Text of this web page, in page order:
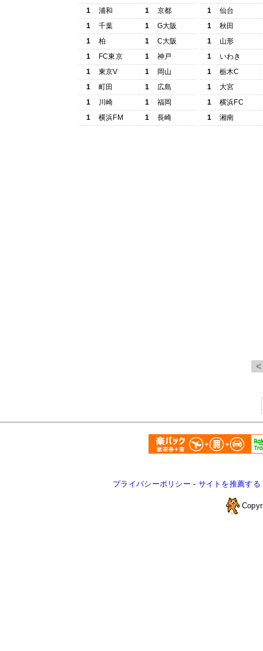
1
浦和 1
京都
1
千葉 1
G大阪
1
柏 1
C大阪
1
FC東京 1
神戸
1
東京V 1
岡山
1
町田 1
広島
1
川崎 1
福岡
1
横浜FM 1 長崎
1
仙台
1
秋田
1
山形
1
いわき
1
栃木C
1
大宮
1
横浜FC
1
湘南
プライバシーポリシー - サイトを推薦する